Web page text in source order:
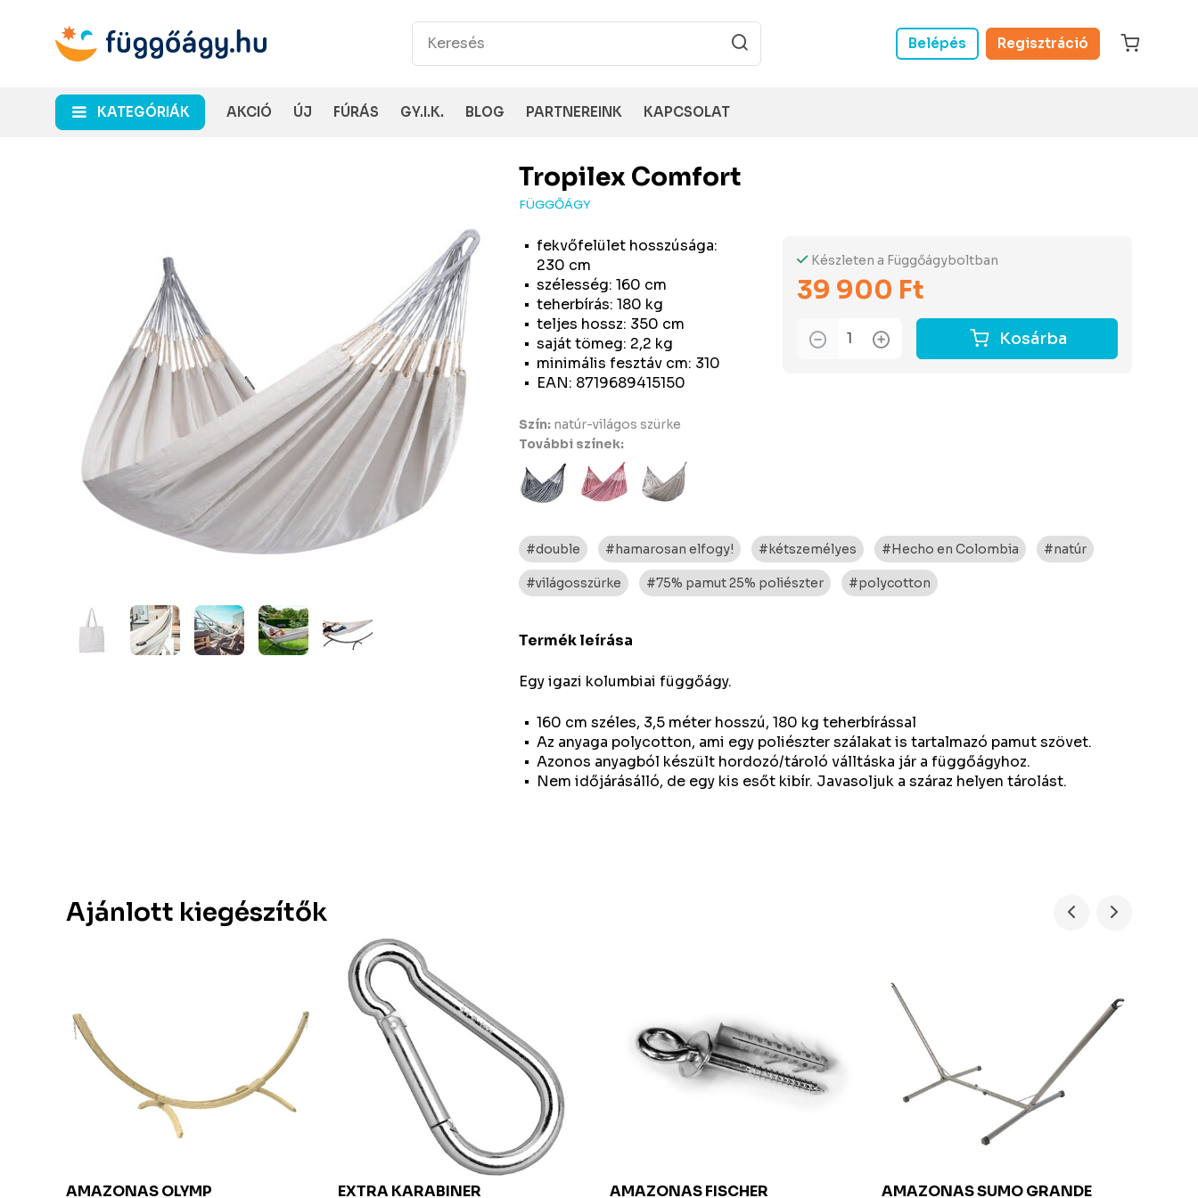
Belépés Regisztráció
KATEGÓRIÁK AKCIÓ ÚJ FÚRÁS GY.I.K. BLOG PARTNEREINK KAPCSOLAT
Tropilex Comfort
FÜGGŐÁGY
fekvőfelület hosszúsága:
230 cm
szélesség: 160 cm
teherbírás: 180 kg
teljes hossz: 350 cm
saját tömeg: 2,2 kg
minimális fesztáv cm: 310
EAN: 8719689415150
Készleten a Függőágyboltban
39 900 Ft
Kosárba
Szín: natúr-világos szürke
További színek:
#double #hamarosan elfogy! #kétszemélyes #Hecho en Colombia #natúr
#világosszürke #75% pamut 25% poliészter #polycotton
Termék leírása
Egy igazi kolumbiai függőágy.
160 cm széles, 3,5 méter hosszú, 180 kg teherbírással
Az anyaga polycotton, ami egy poliészter szálakat is tartalmazó pamut szövet.
Azonos anyagból készült hordozó/tároló válltáska jár a függőágyhoz.
Nem időjárásálló, de egy kis esőt kibír. Javasoljuk a száraz helyen tárolást.
Ajánlott kiegészítők
AMAZONASOLYMP EXTRA KARABINER
AMAZONAS FISCHER
AMAZONASSUMO GRANDE